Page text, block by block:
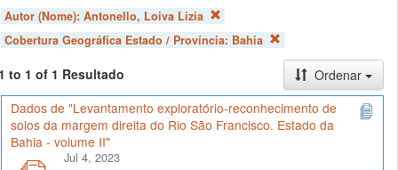
Autor (Nome): Antonello, Loiva Lizia
Cobertura Geográfica Estado / Província: Bahia
to 1 of 1 Resultado
Ordenar
Dados de "Levantamento exploratório-reconhecimento de
solos da margem direita do Rio São Francisco. Estado da
Bahia - volume II"
Jul 4, 2023